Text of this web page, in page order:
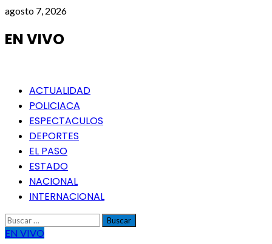
Saltar
contenido
agosto 7, 2026
EN VIVO
Menú
principal
ACTUALIDAD
POLICIACA
ESPECTACULOS
DEPORTES
EL PASO
ESTADO
NACIONAL
INTERNACIONAL
Buscar:
EN VIVO